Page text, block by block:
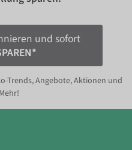
und sofort
Trends, Angebote, Aktionen und